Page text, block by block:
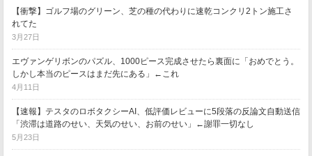
【衝撃】ゴルフ場のグリーン、芝の種の代わりに速乾コンクリ2トン施工さ
れてた
3月27日
エヴァンゲリボンのパズル、1000ピース完成させたら裏面に「おめでとう。
しかし本当のピースはまだ先にある」←これ
4月11日
【速報】テスタのロボタクシーAI、低評価レビューに5段落の反論文自動送信
「渋滞は道路のせい、天気のせい、お前のせい」←謝罪一切なし
5月23日